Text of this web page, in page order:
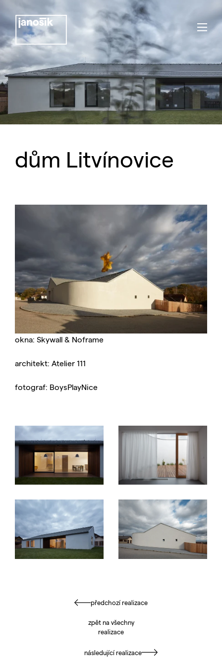
dům Litvínovice
okna: Skywall & Noframe
architekt: Atelier 111
fotograf: BoysPlayNice
předchozí realizace
zpět na všechny
realizace
následující realizace